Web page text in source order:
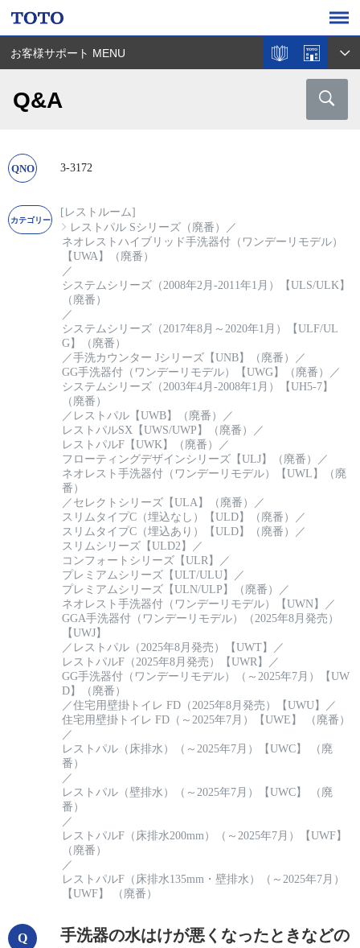
お客様サポート MENU
Q&A
3-3172
[レストルーム]
レストパル Sシリーズ（廃番）
／
ネオレストハイブリッド手洗器付（ワンデーリモデル）
【UWA】（廃番）
／
システムシリーズ（2008年2月-2011年1月）【ULS/ULK】
（廃番）
／
システムシリーズ（2017年8月～2020年1月）【ULF/UL
G】（廃番）
／手洗カウンター Jシリーズ【UNB】（廃番）
／
GG手洗器付（ワンデーリモデル）【UWG】（廃番）
／
システムシリーズ（2003年4月-2008年1月）【UH5-7】
（廃番）
／ レストパル【UWB】（廃番）
／
レストパルSX【UWS/UWP】（廃番）
／
レストパルF【UWK】（廃番）
／
フローティングデザインシリーズ【ULJ】（廃番）
／
ネオレスト手洗器付（ワンデーリモデル）【UWL】（廃
番）
／ セレクトシリーズ【ULA】（廃番）
／
スリムタイプC（埋込なし）【ULD】（廃番）
／
スリムタイプC（埋込あり）【ULD】（廃番）
／
スリムシリーズ【ULD2】
／
コンフォートシリーズ【ULR】
／
プレミアムシリーズ【ULT/ULU】
／
プレミアムシリーズ【ULN/ULP】（廃番）
／
ネオレスト手洗器付（ワンデーリモデル）【UWN】
／
GGA手洗器付（ワンデーリモデル）（2025年8月発売）
【UWJ】
／ レストパル（2025年8月発売）【UWT】
／
レストパルF（2025年8月発売）【UWR】
／
GG手洗器付（ワンデーリモデル）（～2025年7月）【UW
D】（廃番）
／住宅用壁掛トイレ FD（2025年8月発売）【UWU】
／
住宅用壁掛トイレ FD（～2025年7月）【UWE】 （廃番）
／
レストパル（床排水）（～2025年7月）【UWC】 （廃
番）
／
レストパル（壁排水）（～2025年7月）【UWC】 （廃
番）
／
レストパルF（床排水200mm）（～2025年7月）【UWF】
（廃番）
／
レストパルF（床排水135mm・壁排水）（～2025年7月）
【UWF】 （廃番）
手洗器の水はけが悪くなったときなどの